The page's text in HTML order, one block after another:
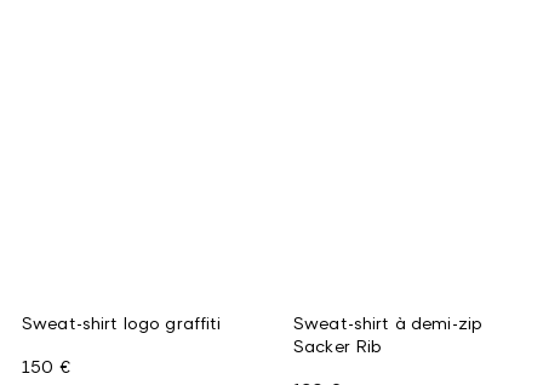
Sweat-shirt logo graffiti
150 €
Sweat-shirt à demi-zip
Sacker Rib